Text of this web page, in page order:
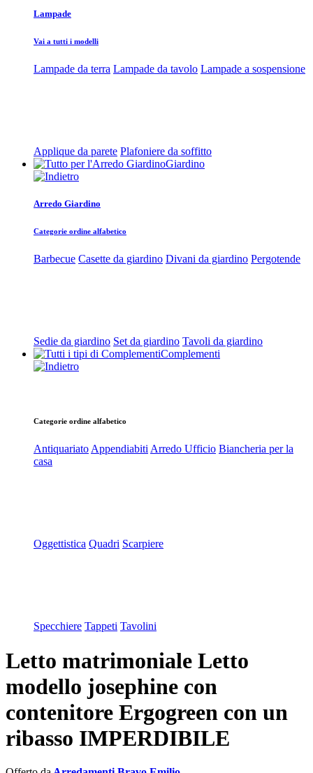
Lampade
Vai a tutti i modelli
Lampade da terra Lampade da tavolo Lampade a sospensione
Applique da parete Plafoniere da soffitto
Giardino
Arredo Giardino
Categorie ordine alfabetico
Barbecue Casette da giardino Divani da giardino Pergotende
Sedie da giardino Set da giardino Tavoli da giardino
Complementi
Categorie ordine alfabetico
Antiquariato Appendiabiti Arredo Ufficio Biancheria per la
casa
Oggettistica Quadri Scarpiere
Specchiere Tappeti Tavolini
Letto matrimoniale Letto
modello josephine con
contenitore Ergogreen con un
ribasso IMPERDIBILE